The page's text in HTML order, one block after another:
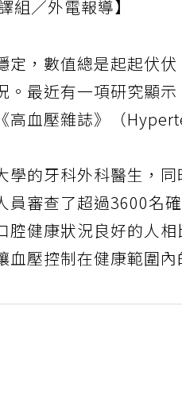
組／外電報導】
定，數值總是起起伏
。最近有一項研究顯
高血壓雜誌》（
學的牙科外科醫生，
員審查了超過3600名
腔健康狀況良好的人
血壓控制在健康範圍內